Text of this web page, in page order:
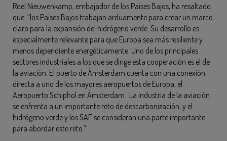
Roel Nieuwenkamp, embajador de los Países Bajos, ha resaltado
que: “los Países Bajos trabajan arduamente para crear un marco
claro para la expansión del hidrógeno verde. Su desarrollo es
especialmente relevante para que Europa sea más resiliente y
menos dependiente energéticamente. Uno de los principales
sectores industriales a los que se dirige esta cooperación es el de
la aviación. El puerto de Ámsterdam cuenta con una conexión
directa a uno de los mayores aeropuertos de Europa, el
Aeropuerto Schiphol en Ámsterdam. La industria de la aviación
se enfrenta a un importante reto de descarbonización, y el
hidrógeno verde y los SAF se consideran una parte importante
para abordar este reto.”